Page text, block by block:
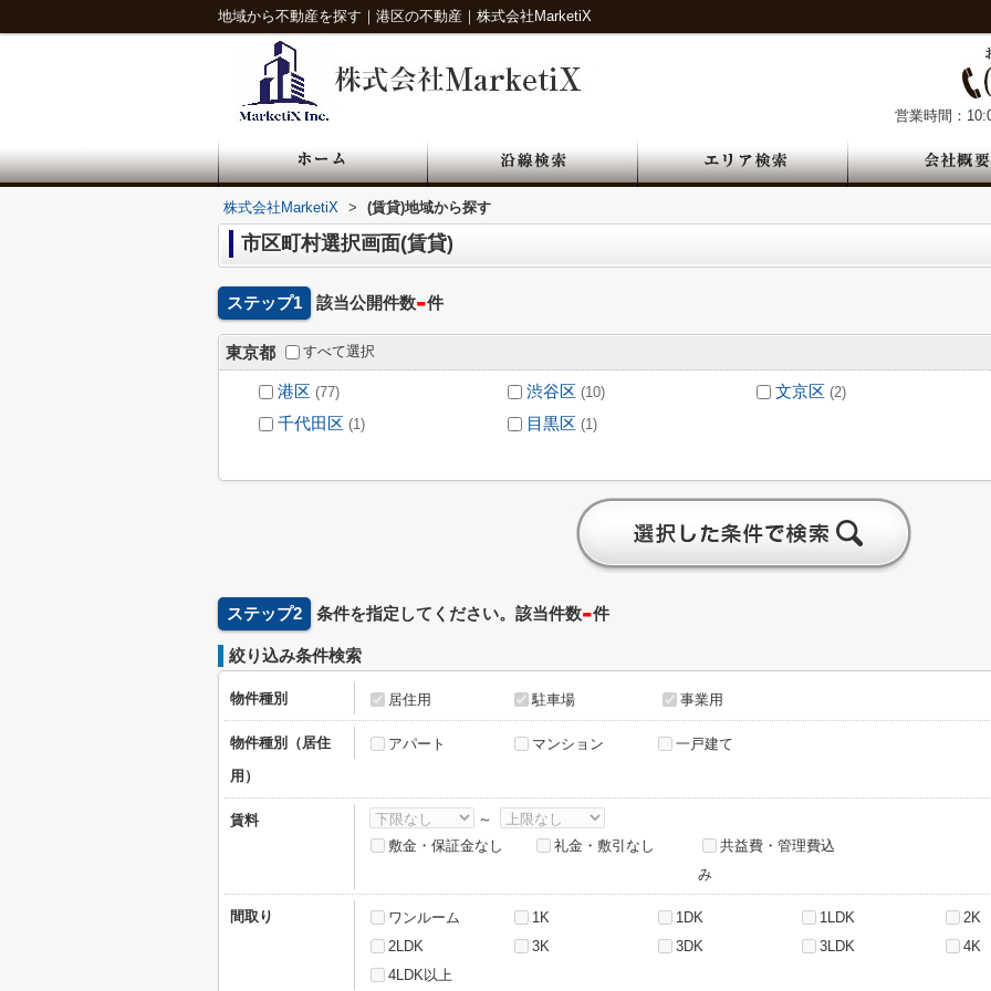
地域から不動産を探す｜港区の不動産｜株式会社MarketiX
営業時間：
株式会社MarketiX > (賃貸)地域から探す
市区町村選択画面(賃貸)
ステップ1 該当公開件数-件
東京都 すべて選択
港区 (77) 渋谷区 (10) 文京区 (2)
千代田区 (1) 目黒区 (1)
ステップ2 条件を指定してください。該当件数-件
絞り込み条件検索
物件種別 居住用 駐車場 事業用
物件種別（居住
用）
アパート マンション 一戸建て
賃料
～
敷金・保証金なし
礼金・敷引なし
共益費・管理費込
み
間取り ワンルーム 1K 1DK 1LDK 2K
2LDK
3K 3DK 3LDK 4K
4LDK以上